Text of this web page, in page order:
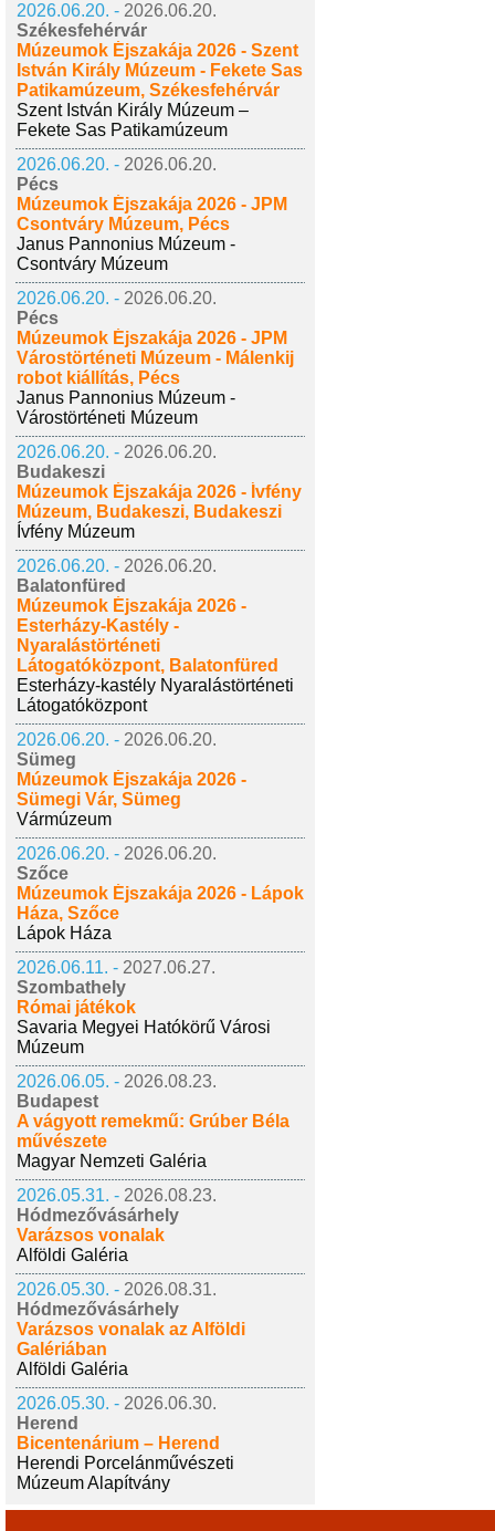
2026.06.20. - 2026.06.20.
Székesfehérvár
Múzeumok Éjszakája 2026 - Szent
István Király Múzeum - Fekete Sas
Patikamúzeum, Székesfehérvár
Szent István Király Múzeum –
Fekete Sas Patikamúzeum
2026.06.20. - 2026.06.20.
Pécs
Múzeumok Éjszakája 2026 - JPM
Csontváry Múzeum, Pécs
Janus Pannonius Múzeum -
Csontváry Múzeum
2026.06.20. - 2026.06.20.
Pécs
Múzeumok Éjszakája 2026 - JPM
Várostörténeti Múzeum - Málenkij
robot kiállítás, Pécs
Janus Pannonius Múzeum -
Várostörténeti Múzeum
2026.06.20. - 2026.06.20.
Budakeszi
Múzeumok Éjszakája 2026 - Ívfény
Múzeum, Budakeszi, Budakeszi
Ívfény Múzeum
2026.06.20. - 2026.06.20.
Balatonfüred
Múzeumok Éjszakája 2026 -
Esterházy-Kastély -
Nyaralástörténeti
Látogatóközpont, Balatonfüred
Esterházy-kastély Nyaralástörténeti
Látogatóközpont
2026.06.20. - 2026.06.20.
Sümeg
Múzeumok Éjszakája 2026 -
Sümegi Vár, Sümeg
Vármúzeum
2026.06.20. - 2026.06.20.
Szőce
Múzeumok Éjszakája 2026 - Lápok
Háza, Szőce
Lápok Háza
2026.06.11. - 2027.06.27.
Szombathely
Római játékok
Savaria Megyei Hatókörű Városi
Múzeum
2026.06.05. - 2026.08.23.
Budapest
A vágyott remekmű: Grúber Béla
művészete
Magyar Nemzeti Galéria
2026.05.31. - 2026.08.23.
Hódmezővásárhely
Varázsos vonalak
Alföldi Galéria
2026.05.30. - 2026.08.31.
Hódmezővásárhely
Varázsos vonalak az Alföldi
Galériában
Alföldi Galéria
2026.05.30. - 2026.06.30.
Herend
Bicentenárium – Herend
Herendi Porcelánművészeti
Múzeum Alapítvány